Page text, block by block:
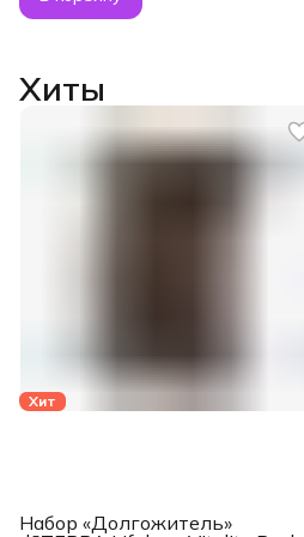
Хиты
Хит
Набор «Долгожитель»